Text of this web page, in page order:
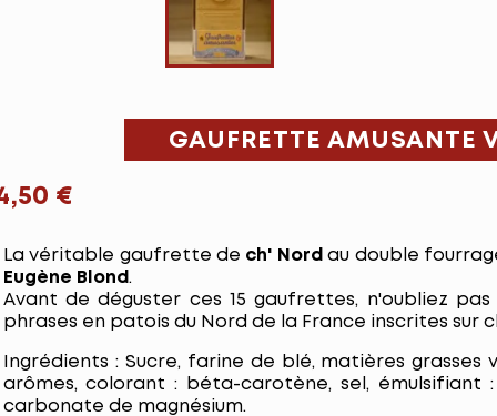
GAUFRETTE AMUSANTE
€
La véritable gaufrette de ch' Nord au double
Eugène Blond.
Avant de déguster ces 15 gaufrettes, n'oubliez
phrases en patois du Nord de la France inscrites sur
Ingrédients : Sucre, farine de blé, matières grasses
arômes, colorant : béta-carotène, sel, émulsifiant
carbonate de magnésium.